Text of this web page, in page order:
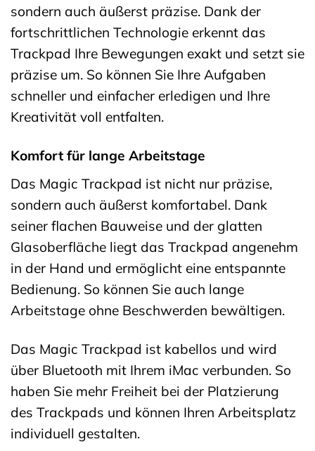
sondern auch äußerst präzise. Dank der
fortschrittlichen Technologie erkennt das
Trackpad Ihre Bewegungen exakt und setzt sie
präzise um. So können Sie Ihre Aufgaben
schneller und einfacher erledigen und Ihre
Kreativität voll entfalten.
Komfort für lange Arbeitstage
Das Magic Trackpad ist nicht nur präzise,
sondern auch äußerst komfortabel. Dank
seiner flachen Bauweise und der glatten
Glasoberfläche liegt das Trackpad angenehm
in der Hand und ermöglicht eine entspannte
Bedienung. So können Sie auch lange
Arbeitstage ohne Beschwerden bewältigen.
Das Magic Trackpad ist kabellos und wird
über Bluetooth mit Ihrem iMac verbunden. So
haben Sie mehr Freiheit bei der Platzierung
des Trackpads und können Ihren Arbeitsplatz
individuell gestalten.